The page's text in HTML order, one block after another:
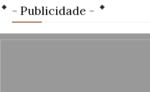
- Publicidade -